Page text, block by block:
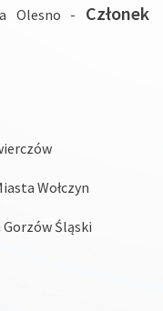
Olesno - Członek
Wołczyn
Śląski